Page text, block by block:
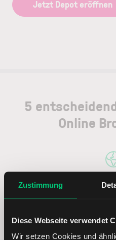
Zustimmung
Diese Webseite verwendet
Wir setzen Cookies und
Jetzt Depot eröffnen
5
Online